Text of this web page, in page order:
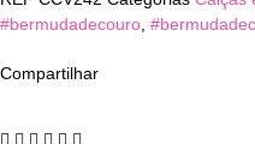
#bermudadecouro
Compartilhar